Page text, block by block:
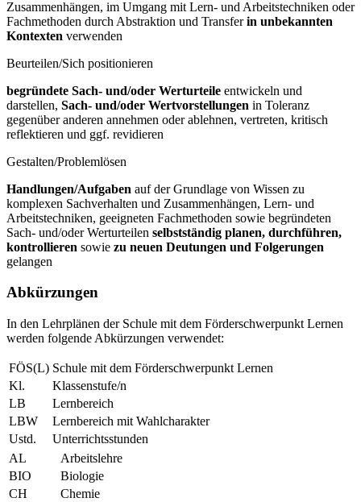
Zusammenhängen, im Umgang mit Lern- und Arbeitstechniken oder
Fachmethoden durch Abstraktion und Transferin unbekannten
Kontexten verwenden
Beurteilen/Sich positionieren
begründete Sach- und/oder Werturteile entwickeln und
darstellen, Sach- und/oder Wertvorstellungen in Toleranz
gegenüber anderen annehmen oder ablehnen, vertreten, kritisch
reflektieren und ggf. revidieren
Gestalten/Problemlösen
Handlungen/Aufgaben auf der Grundlage von Wissen zu
komplexen Sachverhalten und Zusammenhängen, Lern- und
Arbeitstechniken, geeigneten Fachmethoden sowie begründeten
Sach- und/oder Werturteilen selbstständig planen, durchführen,
kontrollieren sowie zu neuen Deutungen und Folgerungen
gelangen
Abkürzungen
In den Lehrplänen der Schule mit dem Förderschwerpunkt Lernen
werden folgende Abkürzungen verwendet:
FÖS(L) Schule mit dem Förderschwerpunkt Lernen
Kl.
Klassenstufe/n
LB
Lernbereich
LBW
Lernbereich mit Wahlcharakter
Ustd.
Unterrichtsstunden
AL
Arbeitslehre
BIO
Biologie
CH
Chemie